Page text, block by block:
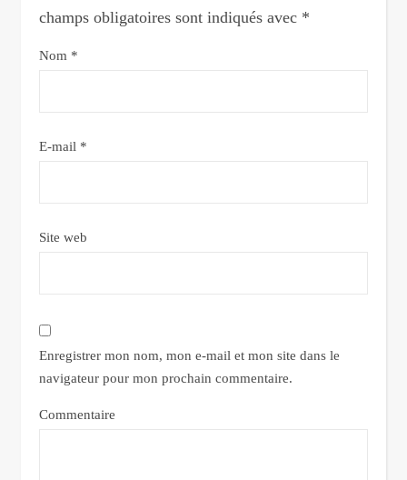
champs obligatoires sont indiqués avec *
Nom *
E-mail *
Site web
Enregistrer mon nom, mon e-mail et mon site dans le
navigateur pour mon prochain commentaire.
Commentaire